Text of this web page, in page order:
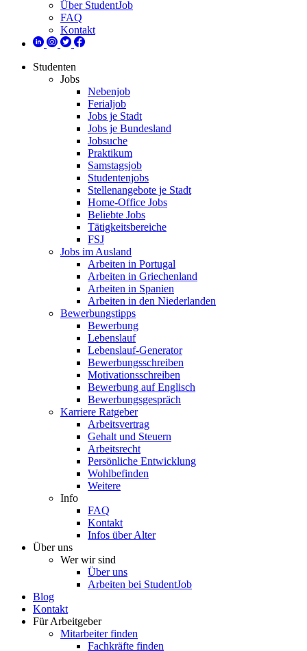
Über StudentJob
FAQ
Kontakt
Studenten
Jobs
Nebenjob
Ferialjob
Jobs je Stadt
Jobs je Bundesland
Jobsuche
Praktikum
Samstagsjob
Studentenjobs
Stellenangebote je Stadt
Home-Office Jobs
Beliebte Jobs
Tätigkeitsbereiche
FSJ
Jobs im Ausland
Arbeiten in Portugal
Arbeiten in Griechenland
Arbeiten in Spanien
Arbeiten in den Niederlanden
Bewerbungstipps
Bewerbung
Lebenslauf
Lebenslauf-Generator
Bewerbungsschreiben
Motivationsschreiben
Bewerbung auf Englisch
Bewerbungsgespräch
Karriere Ratgeber
Arbeitsvertrag
Gehalt und Steuern
Arbeitsrecht
Persönliche Entwicklung
Wohlbefinden
Weitere
Info
FAQ
Kontakt
Infos über Alter
Über uns
Wer wir sind
Über uns
Arbeiten bei StudentJob
Blog
Kontakt
Für Arbeitgeber
Mitarbeiter finden
Fachkräfte finden